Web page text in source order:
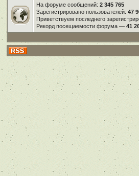
На форуме сообщений:2 345 765
Зарегистрировано пользователей:47
Приветствуем последнего
Рекорд посещаемости форума —41